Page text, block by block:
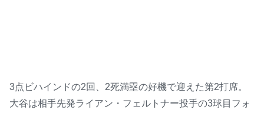
3点ビハインドの2回、2死満塁の好機で迎えた第2打席。
大谷は相手先発ライアン・フェルトナー投手の3球目フォ